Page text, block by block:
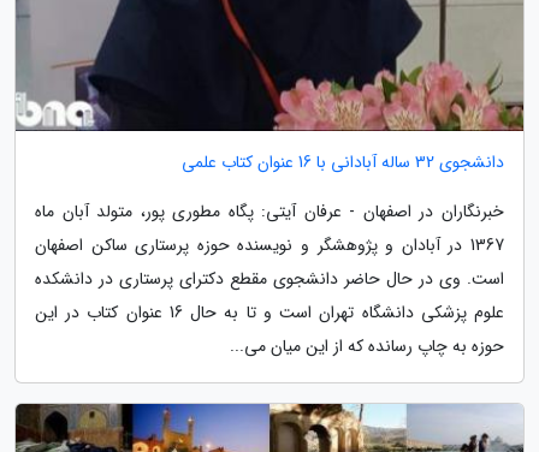
دانشجوی 32 ساله آبادانی با 16 عنوان کتاب علمی
خبرنگاران در اصفهان - عرفان آیتی: پگاه مطوری پور، متولد آبان ماه
1367 در آبادان و پژوهشگر و نویسنده حوزه پرستاری ساکن اصفهان
است. وی در حال حاضر دانشجوی مقطع دکترای پرستاری در دانشکده
علوم پزشکی دانشگاه تهران است و تا به حال 16 عنوان کتاب در این
حوزه به چاپ رسانده که از این میان می...